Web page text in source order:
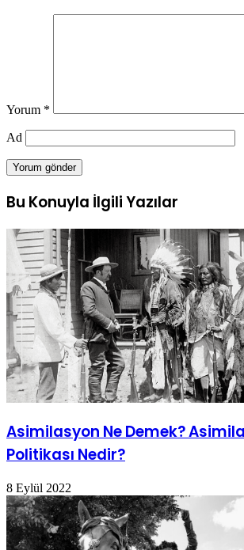
Yorum *
Ad
Bu Konuyla İlgili Yazılar
Asimilasyon Ne Demek?
Politikası Nedir?
8 Eylül 2022